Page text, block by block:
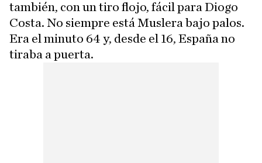
también, con un tiro flojo, fácil para Diogo
Costa. No siempre está Muslera bajo palos.
Era el minuto 64 y, desde el 16, España no
tiraba a puerta.